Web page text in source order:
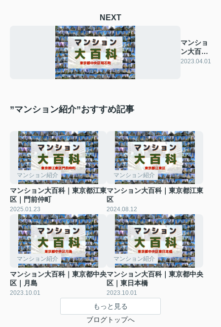
NEXT
マンショ
ン大百科
｜東京都
2023.04.01
”マンション紹介”おすすめ記事
マンション紹介
マンション大百科｜東京都江東
区｜門前仲町
2025.01.23
マンション紹介
マンション大百科｜東京都江東
区
2024.08.12
マンション紹介
マンション大百科｜東京都中央
区｜月島
2023.10.01
マンション紹介
マンション大百科｜東京都中央
区｜東日本橋
2023.10.01
もっと見る
ブログトップへ